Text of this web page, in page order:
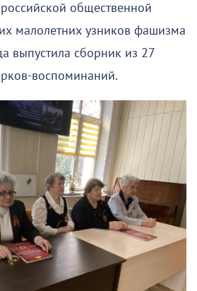
общественной
малолетних узников фашизма
выпустила сборник из 27
воспоминаний.